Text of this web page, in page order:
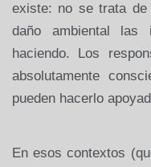
existe: no se trata de
daño ambiental las
haciendo. Los
absolutamente
pueden hacerlo
En esos contextos